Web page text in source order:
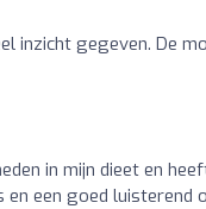
inzicht gegeven. De
in mijn dieet en
en een goed luisterend